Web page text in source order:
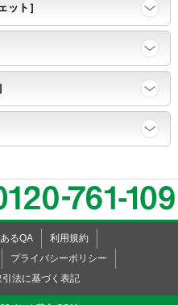
続印刷する。
り
。
ット］
るQA
利用規約
プライバシーポリシー
法に基づく表記